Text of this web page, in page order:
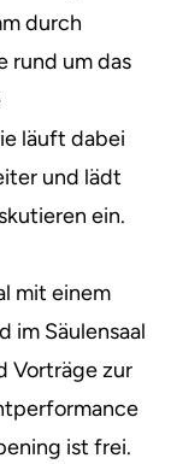
durch
rund um das
läuft dabei
und lädt
ein.
mit einem
im Säulensaal
Vorträge zur
ist frei.